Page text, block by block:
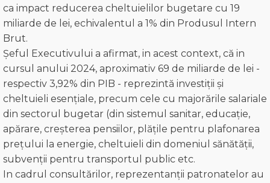
ca impact reducerea cheltuielilor bugetare cu 19
miliarde de lei, echivalentul a 1% din Produsul Intern
Brut.
Șeful Executivului a afirmat, in acest context, că in
cursul anului 2024, aproximativ 69 de miliarde de lei -
respectiv 3,92% din PIB - reprezintă investiții și
cheltuieli esențiale, precum cele cu majorările salariale
din sectorul bugetar (din sistemul sanitar, educație,
apărare, creșterea pensiilor, plățile pentru plafonarea
prețului la energie, cheltuieli din domeniul sănătății,
subvenții pentru transportul public etc.
In cadrul consultărilor, reprezentanții patronatelor au